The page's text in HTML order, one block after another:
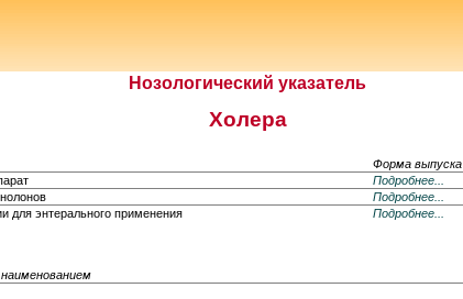
Нозологический указатель
Холера
Форма выпуска
Подробнее...
Подробнее...
для энтерального применения Подробнее...